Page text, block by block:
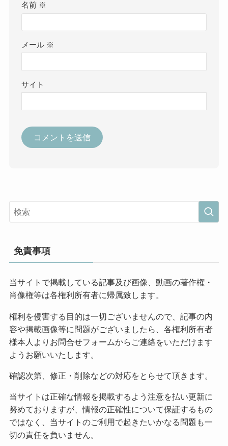
名前 ※
メール ※
サイト
免責事項
当サイトで掲載している記事及び画像、動画の著作権・
肖像権等は各権利所有者に帰属致します。
権利を侵害する目的は一切ございませんので、記事の内
容や掲載画像等に問題がございましたら、各権利所有者
様本人よりお問合せフォームからご連絡をいただけます
ようお願いいたします。
確認次第、修正・削除などの対応をとらせて頂きます。
当サイトは正確な情報を掲載するよう注意を払い更新に
努めておりますが、情報の正確性について保証するもの
ではなく、当サイトのご利用で起きたいかなる問題も一
切の責任を負いません。